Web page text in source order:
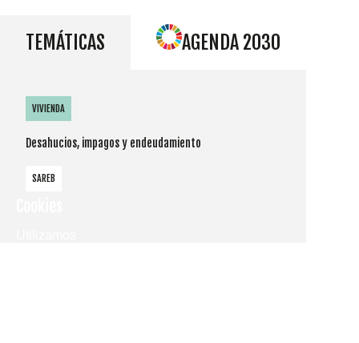
TEMÁTICAS AGENDA 2030
VIVIENDA
Desahucios, impagos y endeudamiento
SAREB